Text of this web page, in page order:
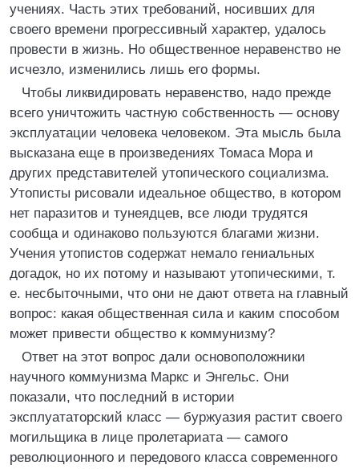
учениях. Часть этих требований, носивших для
своего времени прогрессивный характер, удалось
провести в жизнь. Но общественное неравенство не
исчезло, изменились лишь его формы.
Чтобы ликвидировать неравенство, надо прежде
всего уничтожить частную собственность — основу
эксплуатации человека человеком. Эта мысль была
высказана еще в произведениях Томаса Мора и
других представителей утопического социализма.
Утописты рисовали идеальное общество, в котором
нет паразитов и тунеядцев, все люди трудятся
сообща и одинаково пользуются благами жизни.
Учения утопистов содержат немало гениальных
догадок, но их потому и называют утопическими, т.
е. несбыточными, что они не дают ответа на главный
вопрос: какая общественная сила и каким способом
может привести общество к коммунизму?
Ответ на этот вопрос дали основоположники
научного коммунизма Маркс и Энгельс. Они
показали, что последний в истории
эксплуататорский класс — буржуазия растит своего
могильщика в лице пролетариата — самого
революционного и передового класса современного